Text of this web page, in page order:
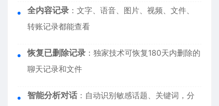
全内容记录 ：文字、语音、图片、视频、文件、
转账记录都能查看
恢复已删除记录 ：独家技术可恢复180天内删除的
聊天记录和文件
智能分析对话 ：自动识别敏感话题、关键词，分